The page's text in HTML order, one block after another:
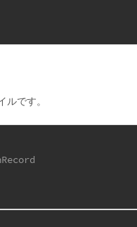
です。